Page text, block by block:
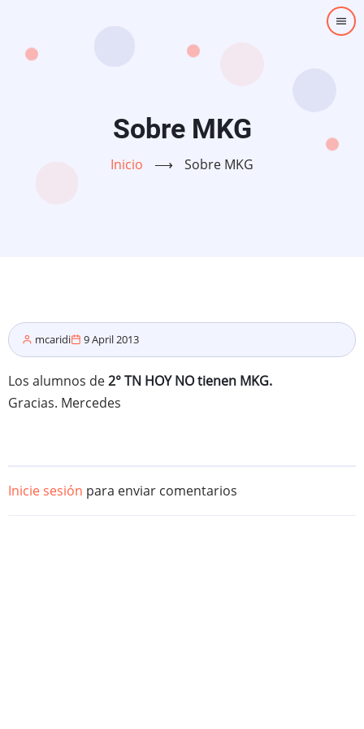
contenido
Sobre MKG
Inicio ⟶ Sobre MKG
mcaridi 9 April 2013
Los alumnos de2° TN HOY NO tienen MKG.
Gracias. Mercedes
Inicie sesión para enviar comentarios